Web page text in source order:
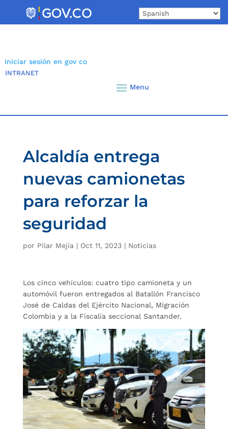
Iniciar sesión en gov co
INTRANET
Alcaldía entrega
nuevas camionetas
para reforzar la
seguridad
por Pilar Mejía | Oct 11, 2023| Noticias
Los cinco vehículos: cuatro tipo camioneta y un
automóvil fueron entregados al Batallón Francisco
José de Caldas del Ejército Nacional, Migración
Colombia y a la Fiscalía seccional Santander.